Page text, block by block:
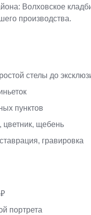
Волховское
производства.
стелы до
пунктов
цветник, щебень
гравировка
портрета